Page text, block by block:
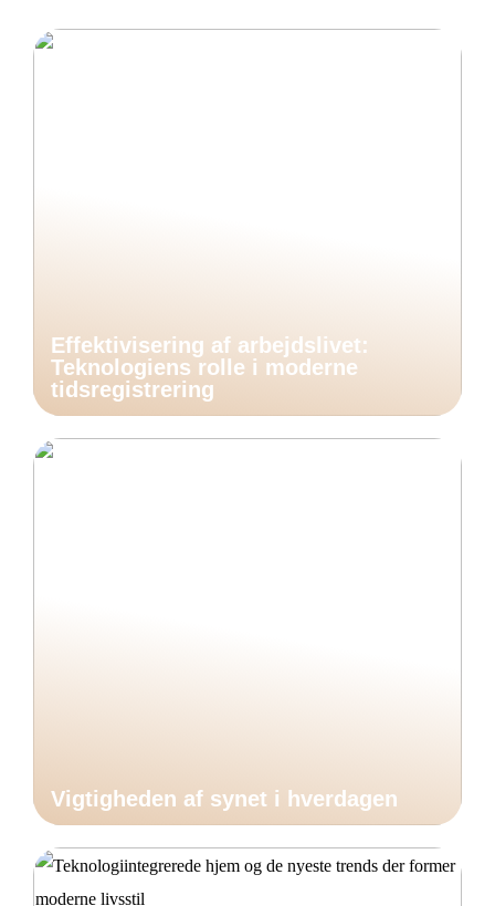
Effektivisering af arbejdslivet:
Teknologiens rolle i moderne
tidsregistrering
Vigtigheden af synet i hverdagen